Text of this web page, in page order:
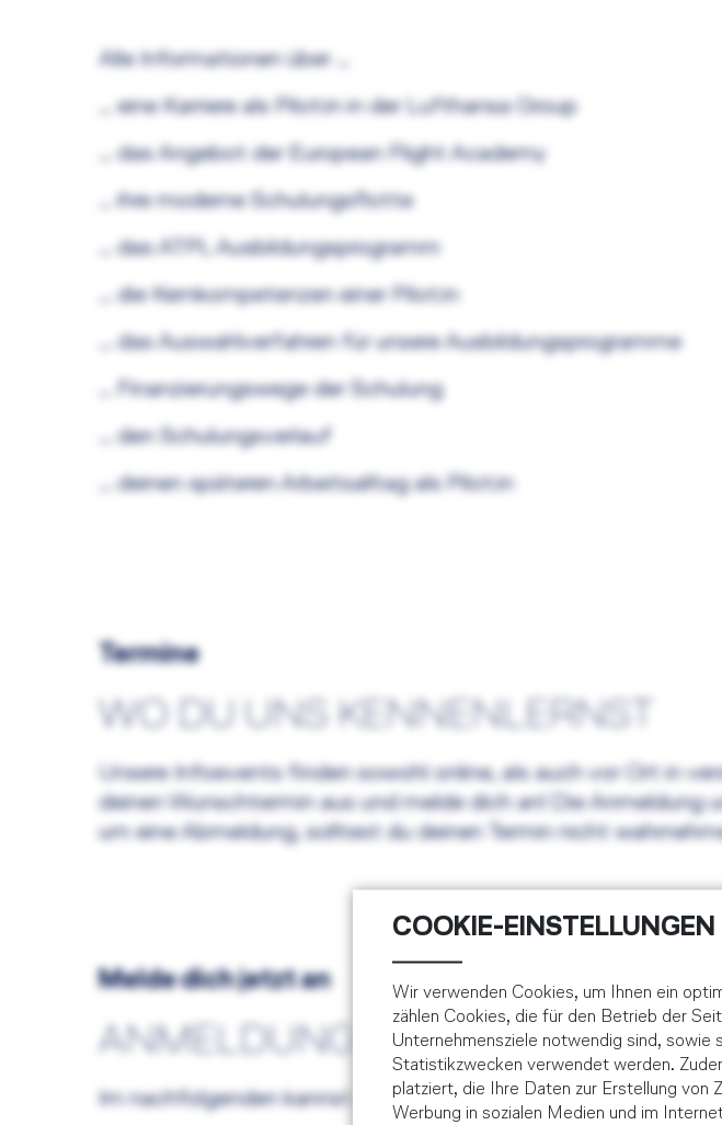
COOKIE-EINSTELLUNGEN
Wir verwenden Cookies, um Ihnen ein
zählen Cookies, die für den Betrieb der
Unternehmensziele notwendig sind, sowie
Statistikzwecken verwendet werden.
platziert, die Ihre Daten zur Erstellung von
Werbung in sozialen Medien und im
Alle Informationen über …
… eine Karriere als Pilot:in in der Lufthansa Group
… das Angebot der European Flight Academy
… ihre moderne Schulungsflotte
… das ATPL Ausbildungsprogramm
… die Kernkompetenzen einer Pilot:in
… das Auswahlverfahren für unsere Ausbildungsprogramme
… Finanzierungswege der Schulung
… den Schulungsverlauf
… deinen späteren Arbeitsalltag als Pilot:in
Termine
WO DU UNS KENNENLERNST
Unsere Infoevents finden sowohl online, als auch vor Ort in
deinen Wunschtermin aus und melde dich an! Die Anmeldung
um eine Abmeldung, solltest du deinen Termin nicht
Melde dich jetzt an
ANMELDUNG ZUM INFOEVENT
Im nachfolgenden kannst du dich für eines unserer Infoevents